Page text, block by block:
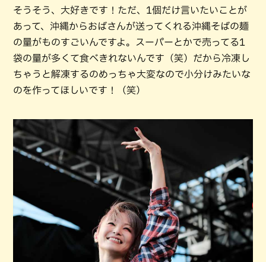
そうそう、大好きです！ただ、1個だけ言いたいことが
あって、沖縄からおばさんが送ってくれる沖縄そばの麺
の量がものすごいんですよ。スーパーとかで売ってる1
袋の量が多くて食べきれないんです（笑）だから冷凍し
ちゃうと解凍するのめっちゃ大変なので小分けみたいな
のを作ってほしいです！（笑）